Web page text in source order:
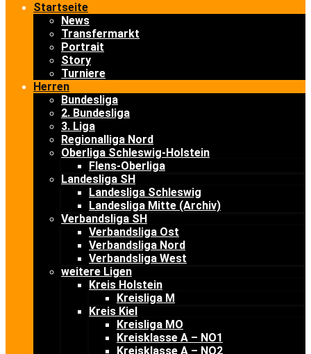
Startseite
News
Transfermarkt
Portrait
Story
Turniere
Herren
Bundesliga
2. Bundesliga
3. Liga
Regionalliga Nord
Oberliga Schleswig-Holstein
Flens-Oberliga
Landesliga SH
Landesliga Schleswig
Landesliga Mitte (Archiv)
Verbandsliga SH
Verbandsliga Ost
Verbandsliga Nord
Verbandsliga West
weitere Ligen
Kreis Holstein
Kreisliga M
Kreis Kiel
Kreisliga MO
Kreisklasse A – NO1
Kreisklasse A – NO2